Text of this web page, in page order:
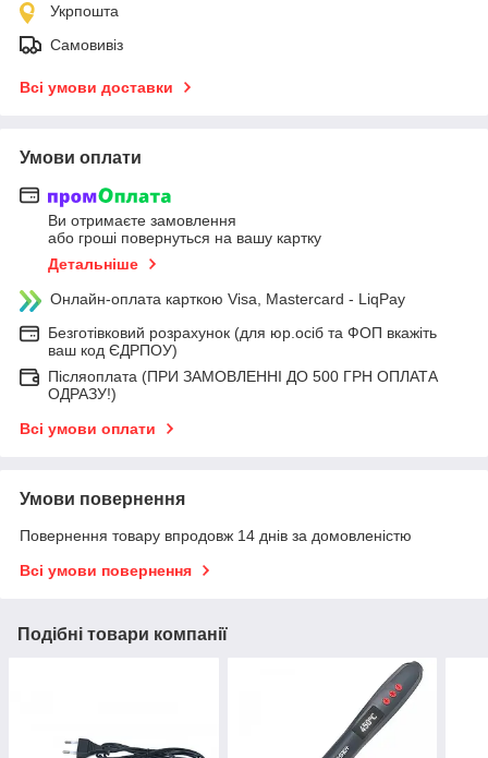
Укрпошта
Самовивіз
Всі умови доставки
Умови оплати
Ви отримаєте замовлення
або гроші повернуться на вашу картку
Детальніше
Онлайн-оплата карткою Visa, Mastercard - LiqPay
Безготівковий розрахунок (для юр.осіб та ФОП вкажіть
ваш код ЄДРПОУ)
Післяоплата (ПРИ ЗАМОВЛЕННІ ДО 500 ГРН ОПЛАТА
ОДРАЗУ!)
Всі умови оплати
Умови повернення
Повернення товару впродовж 14 днів за домовленістю
Всі умови повернення
Подібні товари компанії